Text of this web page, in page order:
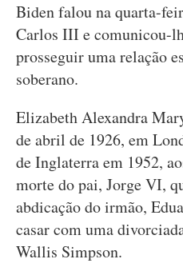
Biden falou na quarta-
Carlos III e comunicou-
prosseguir uma relação
soberano.
Elizabeth Alexandra
de abril de 1926, em
de Inglaterra em 1952,
morte do pai, Jorge VI,
abdicação do irmão,
casar com uma
Wallis Simpson.